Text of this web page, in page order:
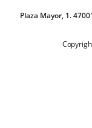
Plaza Mayor, 1.